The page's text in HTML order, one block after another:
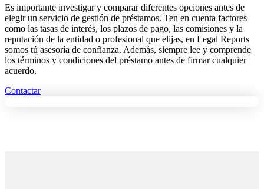
Es importante investigar y comparar diferentes opciones antes de
elegir un servicio de gestión de préstamos. Ten en cuenta factores
como las tasas de interés, los plazos de pago, las comisiones y la
reputación de la entidad o profesional que elijas, en Legal Reports
somos tú asesoría de confianza. Además, siempre lee y comprende
los términos y condiciones del préstamo antes de firmar cualquier
acuerdo.
Contactar